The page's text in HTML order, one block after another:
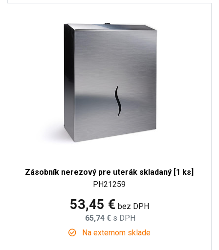
Zásobník nerezový pre uterák skladaný [1 ks]
PH21259
53,45 € bez DPH
65,74 € s DPH
Na externom sklade